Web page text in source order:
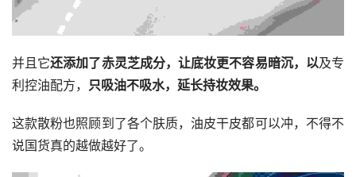
并且它还添加了赤灵芝成分，让底妆更不容易暗沉，以及专
利控油配方， 只吸油不吸水，延长持妆效果。
这款散粉也照顾到了各个肤质，油皮干皮都可以冲，不得不
说国货真的越做越好了。